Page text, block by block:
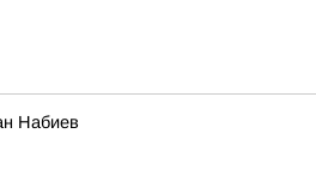
Набиев